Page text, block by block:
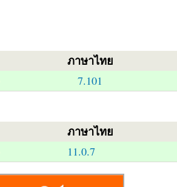
ภาษาไทย
7.101
ภาษาไทย
11.0.7